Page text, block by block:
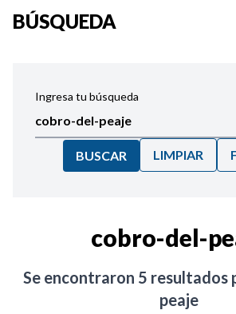
BÚSQUEDA
Ingresa tu búsqueda
BUSCAR LIMPIAR
cobro-del-
Se encontraron 5 resultados
peaje